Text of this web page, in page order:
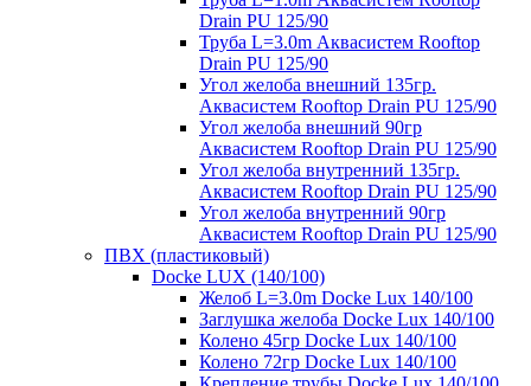
Drain PU 125/90
Труба L=3.0m Аквасистем Rooftop
Drain PU 125/90
Угол желоба внешний 135гр.
Аквасистем Rooftop Drain PU 125/90
Угол желоба внешний 90гр
Аквасистем Rooftop Drain PU 125/90
Угол желоба внутренний 135гр.
Аквасистем Rooftop Drain PU 125/90
Угол желоба внутренний 90гр
Аквасистем Rooftop Drain PU 125/90
ПВХ (пластиковый)
Docke LUX (140/100)
Желоб L=3.0m Docke Lux 140/100
Заглушка желоба Docke Lux 140/100
Колено 45гр Docke Lux 140/100
Колено 72гр Docke Lux 140/100